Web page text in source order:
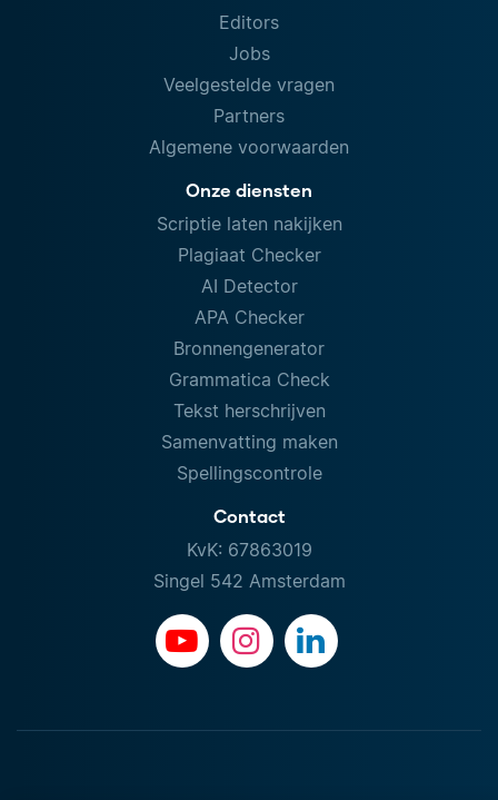
Editors
Jobs
Veelgestelde vragen
Partners
Algemene voorwaarden
Onze diensten
Scriptie laten nakijken
Plagiaat Checker
AI Detector
APA Checker
Bronnengenerator
Grammatica Check
Tekst herschrijven
Samenvatting maken
Spellingscontrole
Contact
KvK: 67863019
Singel 542 Amsterdam